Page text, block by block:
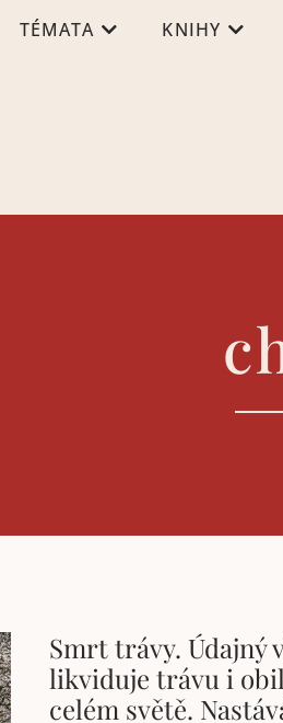
TÉMATA KNIHY
Smrt trávy. Údajný
likviduje trávu i
celém světě.